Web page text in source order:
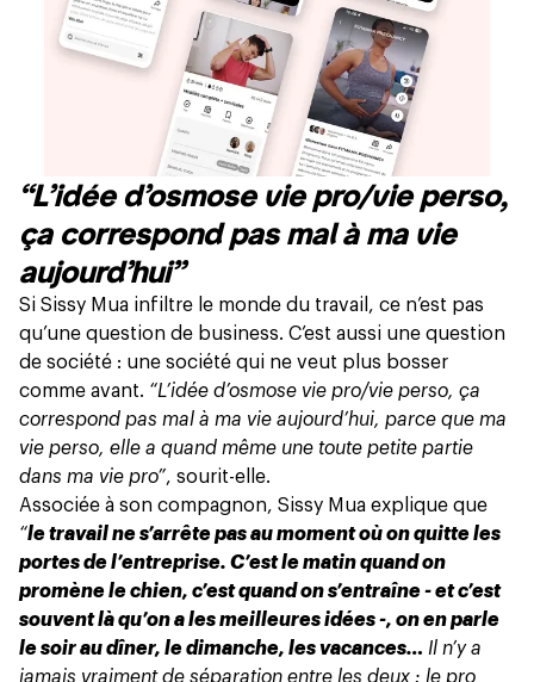
“L’idée d’osmose vie pro/vie perso,
ça correspond pas mal à ma vie
aujourd’hui”
Si Sissy Mua infiltre le monde du travail, ce n’est pas
qu’une question de business. C’est aussi une question
de société : une société qui ne veut plus bosser
comme avant. “L’idée d’osmose vie pro/vie perso, ça
correspond pas mal à ma vie aujourd’hui, parce que ma
vie perso, elle a quand même une toute petite partie
dans ma vie pro”, sourit-elle.
Associée à son compagnon, Sissy Mua explique que
“le travail ne s’arrête pas au moment où on quitte les
portes de l’entreprise. C’est le matin quand on
promène le chien, c’est quand on s’entraîne - et c’est
souvent là qu’on a les meilleures idées -, on en parle
le soir au dîner, le dimanche, les vacances… Il n’y a
jamais vraiment de séparation entre les deux : le pro